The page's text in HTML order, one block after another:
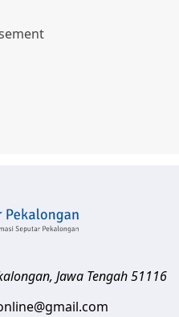
, Jawa Tengah51116